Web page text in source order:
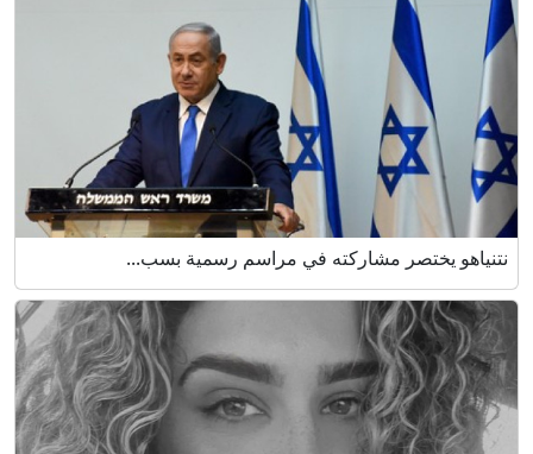
نتنياهو يختصر مشاركته في مراسم رسمية بسب...